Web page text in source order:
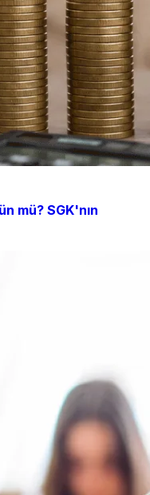
mü? SGK'nın